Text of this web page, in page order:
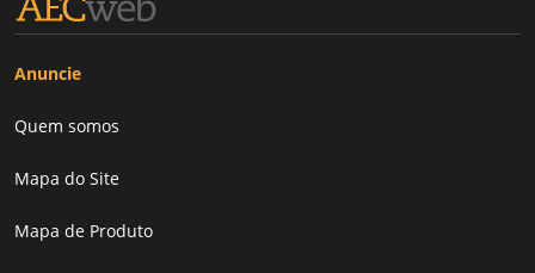
Anuncie
Quem somos
Mapa do Site
Mapa de Produto